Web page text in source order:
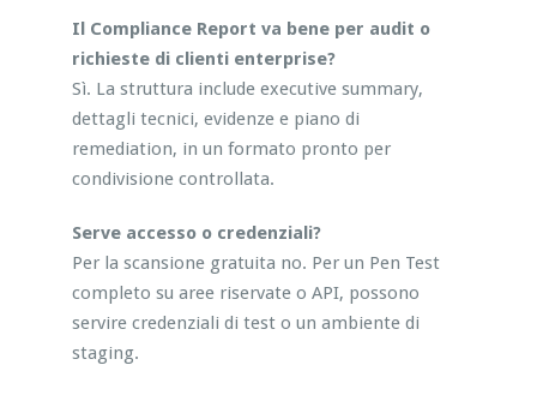
Il Compliance Report va bene per audit o
richieste di clienti enterprise?
Sì. La struttura include executive summary,
dettagli tecnici, evidenze e piano di
remediation, in un formato pronto per
condivisione controllata.
Serve accesso o credenziali?
Per la scansione gratuita no. Per un Pen Test
completo su aree riservate o API, possono
servire credenziali di test o un ambiente di
staging.